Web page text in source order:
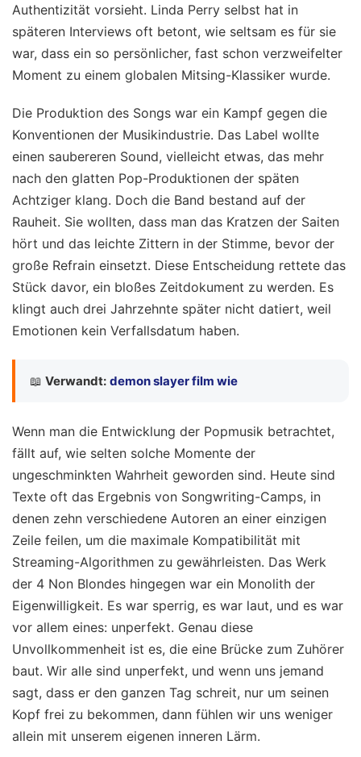
Authentizität vorsieht. Linda Perry selbst hat in
späteren Interviews oft betont, wie seltsam es für sie
war, dass ein so persönlicher, fast schon verzweifelter
Moment zu einem globalen Mitsing-Klassiker wurde.
Die Produktion des Songs war ein Kampf gegen die
Konventionen der Musikindustrie. Das Label wollte
einen saubereren Sound, vielleicht etwas, das mehr
nach den glatten Pop-Produktionen der späten
Achtziger klang. Doch die Band bestand auf der
Rauheit. Sie wollten, dass man das Kratzen der Saiten
hört und das leichte Zittern in der Stimme, bevor der
große Refrain einsetzt. Diese Entscheidung rettete das
Stück davor, ein bloßes Zeitdokument zu werden. Es
klingt auch drei Jahrzehnte später nicht datiert, weil
Emotionen kein Verfallsdatum haben.
📖 Verwandt: demon slayer film wie
Wenn man die Entwicklung der Popmusik betrachtet,
fällt auf, wie selten solche Momente der
ungeschminkten Wahrheit geworden sind. Heute sind
Texte oft das Ergebnis von Songwriting-Camps, in
denen zehn verschiedene Autoren an einer einzigen
Zeile feilen, um die maximale Kompatibilität mit
Streaming-Algorithmen zu gewährleisten. Das Werk
der 4 Non Blondes hingegen war ein Monolith der
Eigenwilligkeit. Es war sperrig, es war laut, und es war
vor allem eines: unperfekt. Genau diese
Unvollkommenheit ist es, die eine Brücke zum Zuhörer
baut. Wir alle sind unperfekt, und wenn uns jemand
sagt, dass er den ganzen Tag schreit, nur um seinen
Kopf frei zu bekommen, dann fühlen wir uns weniger
allein mit unserem eigenen inneren Lärm.